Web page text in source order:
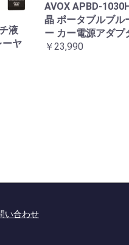
液
ーヤ
AVOX APBD-
晶 ポータブルブル
ー カー電源アダプ
￥23,990
い合わせ